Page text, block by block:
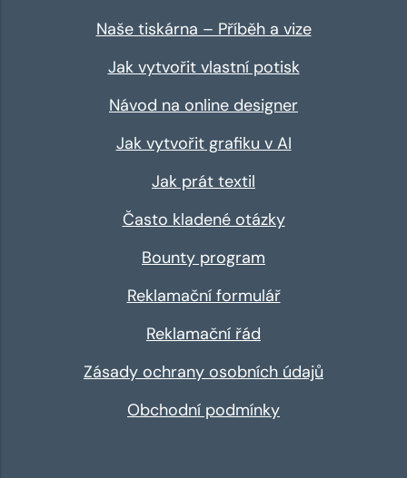
Naše tiskárna – Příběh a vize
Jak vytvořit vlastní potisk
Návod na online designer
Jak vytvořit grafiku v AI
Jak prát textil
Často kladené otázky
Bounty program
Reklamační formulář
Reklamační řád
Zásady ochrany osobních údajů
Obchodní podmínky